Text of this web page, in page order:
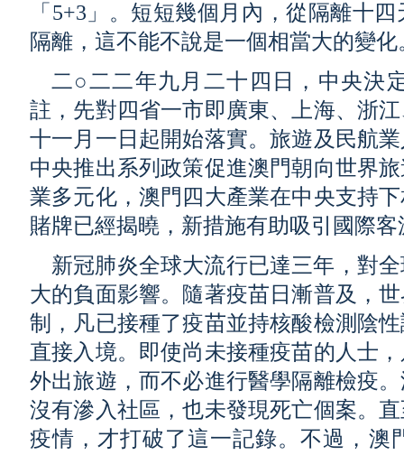
「5+3」。短短幾個月內，從隔離十
隔離，這不能不說是一個相當大的變化
二○二二年九月二十四日，中央決
註，先對四省一市即廣東、上海、浙
十一月一日起開始落實。旅遊及民航
中央推出系列政策促進澳門朝向世界
業多元化，澳門四大產業在中央支持
賭牌已經揭曉，新措施有助吸引國際
新冠肺炎全球大流行已達三年，對
大的負面影響。隨著疫苗日漸普及，
制，凡已接種了疫苗並持核酸檢測陰
直接入境。即使尚未接種疫苗的人士
外出旅遊，而不必進行醫學隔離檢疫
沒有滲入社區，也未發現死亡個案。
疫情，才打破了這一記錄。不過，澳